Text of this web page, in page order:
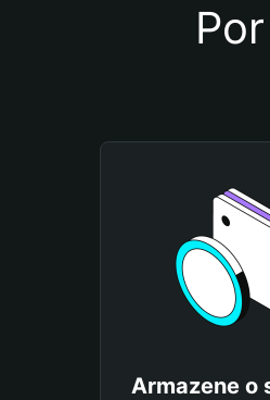
Armazene o